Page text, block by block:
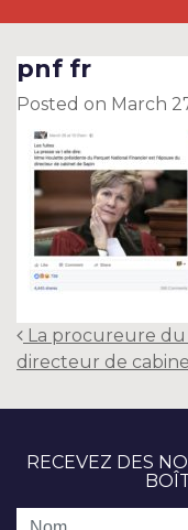
pnf fr
Posted on March
Post
navigation
La procureure du
directeur de
RECEVEZ DES
Nom